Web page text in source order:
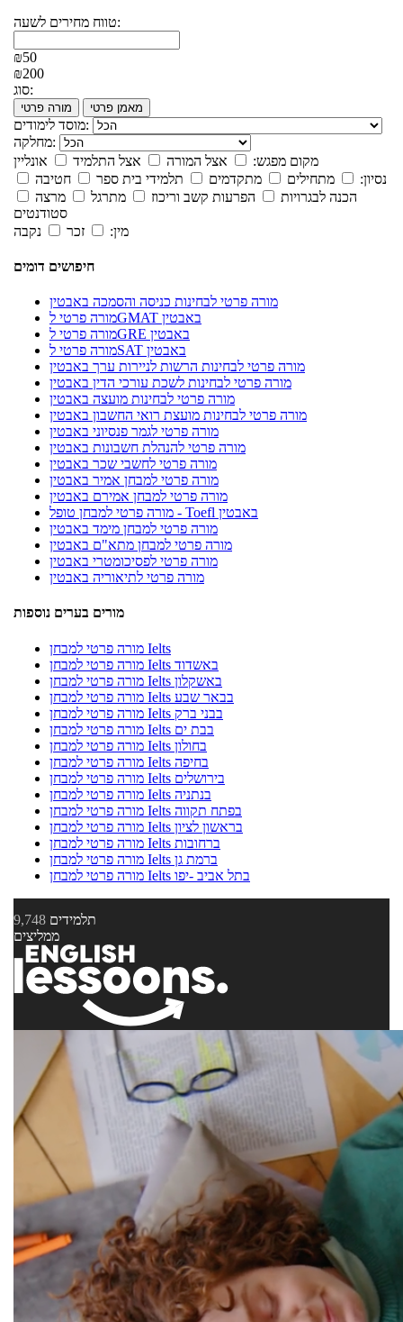
טווח מחירים לשעה:
₪50
₪200
סוג:
מורה פרטי מאמן פרטי
מוסד לימודים:
מחלקה:
מקום מפגש:
אצל המורה אצל התלמיד
אונליין
נסיון:
מתחילים מתקדמים תלמידי בית ספר
חטיבה
הכנה לבגרויות
הפרעות קשב וריכוז מתרגל
מרצה
סטודנטים
מין:
זכר נקבה
חיפושים דומים
מורה פרטי לבחינות כניסה והסמכה באבטין
מורה פרטי לGMAT באבטין
מורה פרטי לGRE באבטין
מורה פרטי לSAT באבטין
מורה פרטי לבחינות הרשות לניירות ערך באבטין
מורה פרטי לבחינות לשכת עורכי הדין באבטין
מורה פרטי לבחינות מועצה באבטין
מורה פרטי לבחינות מועצת רואי החשבון באבטין
מורה פרטי לגמר פנסיוני באבטין
מורה פרטי להנהלת חשבונות באבטין
מורה פרטי לחשבי שכר באבטין
מורה פרטי למבחן אמיר באבטין
מורה פרטי למבחן אמירם באבטין
מורה פרטי למבחן טופל - Toefl באבטין
מורה פרטי למבחן מימד באבטין
מורה פרטי למבחן מתא"ם באבטין
מורה פרטי לפסיכומטרי באבטין
מורה פרטי לתיאוריה באבטין
מורים בערים נוספות
מורה פרטי למבחן Ielts
מורה פרטי למבחן Ielts באשדוד
מורה פרטי למבחן Ielts באשקלון
מורה פרטי למבחן Ielts בבאר שבע
מורה פרטי למבחן Ielts בבני ברק
מורה פרטי למבחן Ielts בבת ים
מורה פרטי למבחן Ielts בחולון
מורה פרטי למבחן Ielts בחיפה
מורה פרטי למבחן Ielts בירושלים
מורה פרטי למבחן Ielts בנתניה
מורה פרטי למבחן Ielts בפתח תקווה
מורה פרטי למבחן Ielts בראשון לציון
מורה פרטי למבחן Ielts ברחובות
מורה פרטי למבחן Ielts ברמת גן
מורה פרטי למבחן Ielts בתל אביב -יפו
9,748 תלמידים
ממליצים